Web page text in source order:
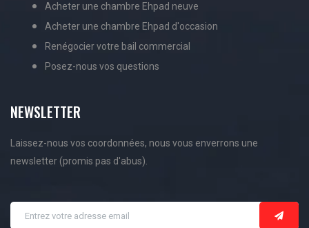
Acheter une chambre Ehpad neuve
Acheter une chambre Ehpad d'occasion
Renégocier votre bail commercial
Posez-nous vos questions
NEWSLETTER
Laissez-nous vos coordonnées, nous vous enverrons une
newsletter (promis pas d'abus).